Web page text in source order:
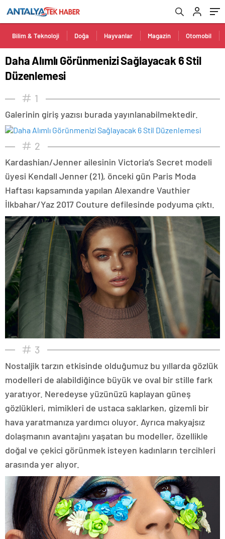
Bilim & Teknoloji Doğa Hayvanlar Magazin Otomobil
Daha Alımlı Görünmenizi Sağlayacak 6 Stil
Düzenlemesi
1
Galerinin giriş yazısı burada yayınlanabilmektedir.
2
Kardashian/Jenner ailesinin Victoria’s Secret modeli
üyesi Kendall Jenner (21), önceki gün Paris Moda
Haftası kapsamında yapılan Alexandre Vauthier
İlkbahar/Yaz 2017 Couture defilesinde podyuma çıktı.
3
Nostaljik tarzın etkisinde olduğumuz bu yıllarda gözlük
modelleri de alabildiğince büyük ve oval bir stille fark
yaratıyor. Neredeyse yüzünüzü kaplayan güneş
gözlükleri, mimikleri de ustaca saklarken, gizemli bir
hava yaratmanıza yardımcı oluyor. Ayrıca makyajsız
dolaşmanın avantajını yaşatan bu modeller, özellikle
doğal ve çekici görünmek isteyen kadınların tercihleri
arasında yer alıyor.